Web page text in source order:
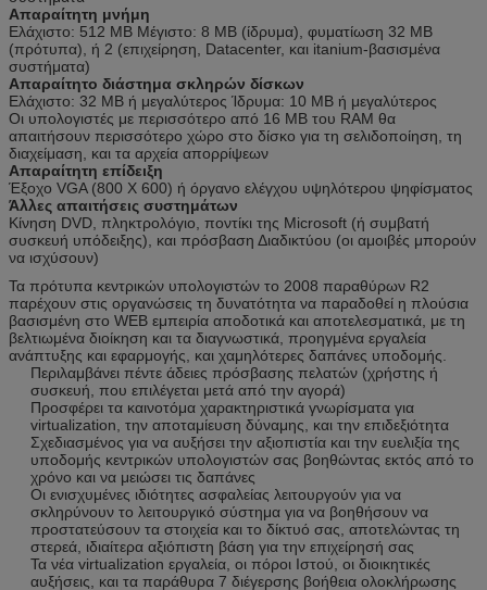
Απαραίτητη μνήμη
Ελάχιστο: 512 ΜΒ Μέγιστο: 8 ΜΒ (ίδρυμα), φυματίωση 32 ΜΒ
(πρότυπα), ή 2 (επιχείρηση, Datacenter, και itanium-βασισμένα
συστήματα)
Απαραίτητο διάστημα σκληρών δίσκων
Ελάχιστο: 32 ΜΒ ή μεγαλύτερος Ίδρυμα: 10 ΜΒ ή μεγαλύτερος
Οι υπολογιστές με περισσότερο από 16 ΜΒ του RAM θα
απαιτήσουν περισσότερο χώρο στο δίσκο για τη σελιδοποίηση, τη
διαχείμαση, και τα αρχεία απορρίψεων
Απαραίτητη επίδειξη
Έξοχο VGA (800 X 600) ή όργανο ελέγχου υψηλότερου ψηφίσματος
Άλλες απαιτήσεις συστημάτων
Κίνηση DVD, πληκτρολόγιο, ποντίκι της Microsoft (ή συμβατή
συσκευή υπόδειξης), και πρόσβαση Διαδικτύου (οι αμοιβές μπορούν
να ισχύσουν)
Τα πρότυπα κεντρικών υπολογιστών το 2008 παραθύρων R2
παρέχουν στις οργανώσεις τη δυνατότητα να παραδοθεί η πλούσια
βασισμένη στο WEB εμπειρία αποδοτικά και αποτελεσματικά, με τη
βελτιωμένα διοίκηση και τα διαγνωστικά, προηγμένα εργαλεία
ανάπτυξης και εφαρμογής, και χαμηλότερες δαπάνες υποδομής.
Περιλαμβάνει πέντε άδειες πρόσβασης πελατών (χρήστης ή
συσκευή, που επιλέγεται μετά από την αγορά)
Προσφέρει τα καινοτόμα χαρακτηριστικά γνωρίσματα για
virtualization, την αποταμίευση δύναμης, και την επιδεξιότητα
Σχεδιασμένος για να αυξήσει την αξιοπιστία και την ευελιξία της
υποδομής κεντρικών υπολογιστών σας βοηθώντας εκτός από το
χρόνο και να μειώσει τις δαπάνες
Οι ενισχυμένες ιδιότητες ασφαλείας λειτουργούν για να
σκληρύνουν το λειτουργικό σύστημα για να βοηθήσουν να
προστατεύσουν τα στοιχεία και το δίκτυό σας, αποτελώντας τη
στερεά, ιδιαίτερα αξιόπιστη βάση για την επιχείρησή σας
Τα νέα virtualization εργαλεία, οι πόροι Ιστού, οι διοικητικές
αυξήσεις, και τα παράθυρα 7 διέγερσης βοήθεια ολοκλήρωσης